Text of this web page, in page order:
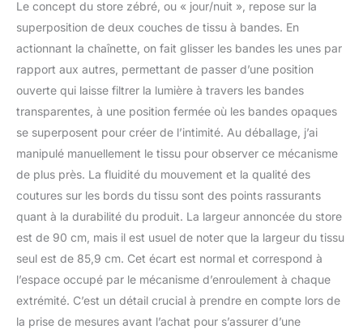
supports de serrage,
selon vos besoins.
【Design élégant :】
et moderne, ce store
zébré s'adapte sans
effort à une grande
variété de décors. Vous
pouvez l'utiliser dans le
salon, la chambre à
coucher, le bureau, etc.
Le concept du store zébré, ou « jour/nuit », repose sur la
superposition de deux couches de tissu à bandes. En
actionnant la chaînette, on fait glisser les bandes les unes par
rapport aux autres, permettant de passer d’une position
ouverte qui laisse filtrer la lumière à travers les bandes
transparentes, à une position fermée où les bandes opaques
se superposent pour créer de l’intimité. Au déballage, j’ai
manipulé manuellement le tissu pour observer ce mécanisme
de plus près. La fluidité du mouvement et la qualité des
coutures sur les bords du tissu sont des points rassurants
quant à la durabilité du produit. La largeur annoncée du store
est de 90 cm, mais il est usuel de noter que la largeur du tissu
seul est de 85,9 cm. Cet écart est normal et correspond à
l’espace occupé par le mécanisme d’enroulement à chaque
extrémité. C’est un détail crucial à prendre en compte lors de
la prise de mesures avant l’achat pour s’assurer d’une